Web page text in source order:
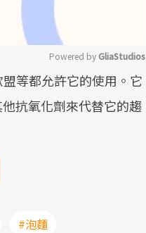
Mute
Powered by GliaStudios
等都允許它的使用。它
抗氧化劑來代替它的趨
#泡麵